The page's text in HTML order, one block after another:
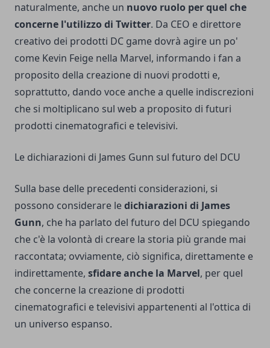
naturalmente, anche un nuovo ruolo per quel che
concerne l'utilizzo di Twitter. Da CEO e direttore
creativo dei prodotti DC game dovrà agire un po'
come Kevin Feige nella Marvel, informando i fan a
proposito della creazione di nuovi prodotti e,
soprattutto, dando voce anche a quelle indiscrezioni
che si moltiplicano sul web a proposito di futuri
prodotti cinematografici e televisivi.
Le dichiarazioni di James Gunn sul futuro del DCU
Sulla base delle precedenti considerazioni, si
possono considerare ledichiarazioni di James
Gunn, che ha parlato del futuro del DCU spiegando
che c'è la volontà di creare la storia più grande mai
raccontata; ovviamente, ciò significa, direttamente e
indirettamente, sfidare anche la Marvel, per quel
che concerne la creazione di prodotti
cinematografici e televisivi appartenenti al l'ottica di
un universo espanso.